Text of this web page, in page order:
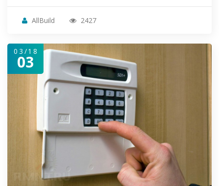
AllBuild 2427
03/18
03